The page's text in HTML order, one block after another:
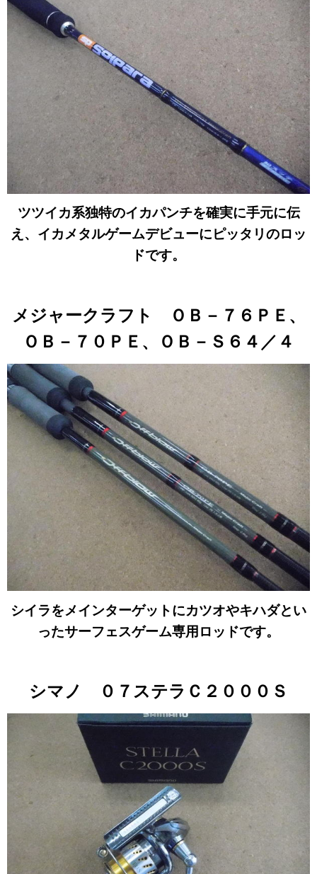
ツツイカ系独特のイカパンチを確実に手元に伝
え、イカメタルゲームデビューにピッタリのロッ
ドです。
メジャークラフト ＯＢ－７６ＰＥ、
ＯＢ－７０ＰＥ、ＯＢ－Ｓ６４／４
シイラをメインターゲットにカツオやキハダとい
ったサーフェスゲーム専用ロッドです。
シマノ ０７ステラＣ２０００Ｓ